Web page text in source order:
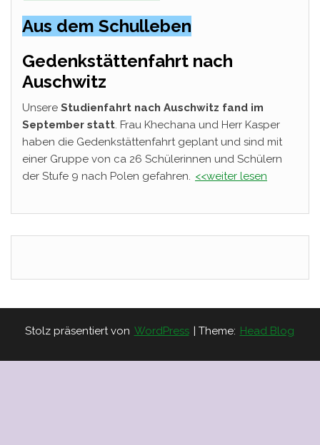
Aus dem Schulleben
Gedenkstättenfahrt nach
Auschwitz
Unsere Studienfahrt nach Auschwitz fand im
September statt. Frau Khechana und Herr Kasper
haben die Gedenkstättenfahrt geplant und sind mit
einer Gruppe von ca 26 Schülerinnen und Schülern
der Stufe 9 nach Polen gefahren. <<weiter lesen
Stolz präsentiert von WordPress | Theme: Head Blog